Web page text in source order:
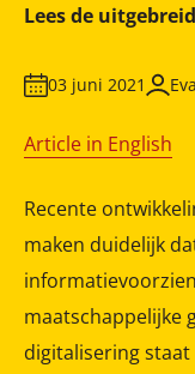
Lees de
03 juni 2021
Article in English
Recente
maken duidelijk
maatschappelijke
digitalisering